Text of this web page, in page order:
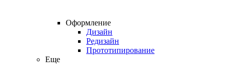
Оформление
Дизайн
Редизайн
Прототипирование
Еще